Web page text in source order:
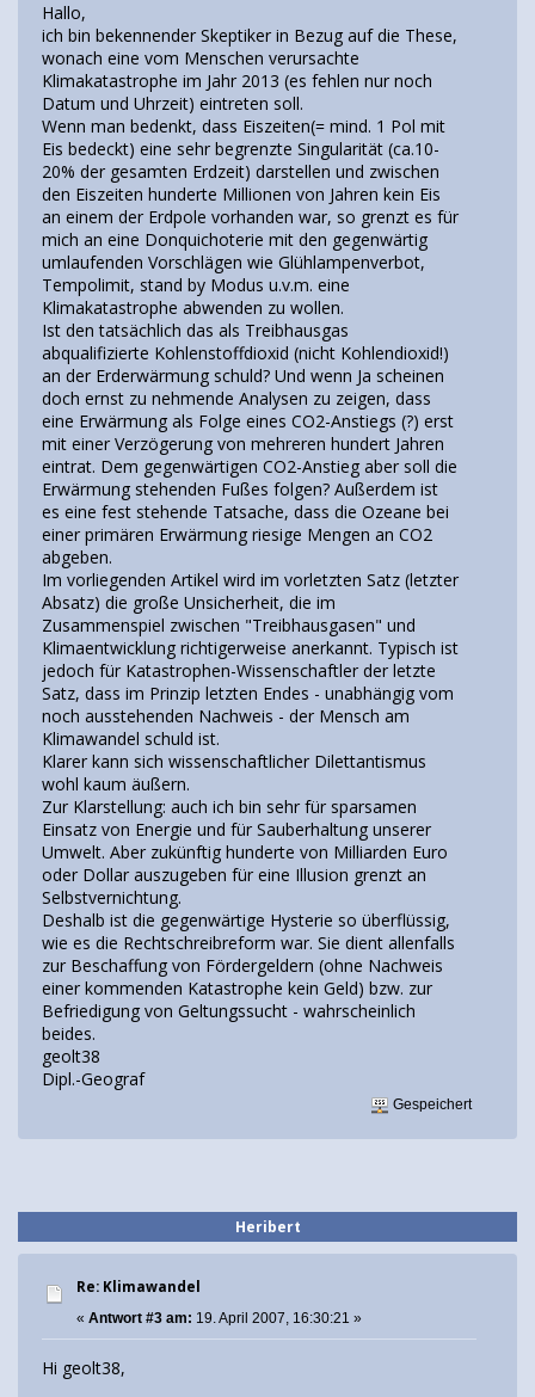
Hallo,
ich bin bekennender Skeptiker in Bezug auf die These,
wonach eine vom Menschen verursachte
Klimakatastrophe im Jahr 2013 (es fehlen nur noch
Datum und Uhrzeit) eintreten soll.
Wenn man bedenkt, dass Eiszeiten(= mind. 1 Pol mit
Eis bedeckt) eine sehr begrenzte Singularität (ca.10-
20% der gesamten Erdzeit) darstellen und zwischen
den Eiszeiten hunderte Millionen von Jahren kein Eis
an einem der Erdpole vorhanden war, so grenzt es für
mich an eine Donquichoterie mit den gegenwärtig
umlaufenden Vorschlägen wie Glühlampenverbot,
Tempolimit, stand by Modus u.v.m. eine
Klimakatastrophe abwenden zu wollen.
Ist den tatsächlich das als Treibhausgas
abqualifizierte Kohlenstoffdioxid (nicht Kohlendioxid!)
an der Erderwärmung schuld? Und wenn Ja scheinen
doch ernst zu nehmende Analysen zu zeigen, dass
eine Erwärmung als Folge eines CO2-Anstiegs (?) erst
mit einer Verzögerung von mehreren hundert Jahren
eintrat. Dem gegenwärtigen CO2-Anstieg aber soll die
Erwärmung stehenden Fußes folgen? Außerdem ist
es eine fest stehende Tatsache, dass die Ozeane bei
einer primären Erwärmung riesige Mengen an CO2
abgeben.
Im vorliegenden Artikel wird im vorletzten Satz (letzter
Absatz) die große Unsicherheit, die im
Zusammenspiel zwischen "Treibhausgasen" und
Klimaentwicklung richtigerweise anerkannt. Typisch ist
jedoch für Katastrophen-Wissenschaftler der letzte
Satz, dass im Prinzip letzten Endes - unabhängig vom
noch ausstehenden Nachweis - der Mensch am
Klimawandel schuld ist.
Klarer kann sich wissenschaftlicher Dilettantismus
wohl kaum äußern.
Zur Klarstellung: auch ich bin sehr für sparsamen
Einsatz von Energie und für Sauberhaltung unserer
Umwelt. Aber zukünftig hunderte von Milliarden Euro
oder Dollar auszugeben für eine Illusion grenzt an
Selbstvernichtung.
Deshalb ist die gegenwärtige Hysterie so überflüssig,
wie es die Rechtschreibreform war. Sie dient allenfalls
zur Beschaffung von Fördergeldern (ohne Nachweis
einer kommenden Katastrophe kein Geld) bzw. zur
Befriedigung von Geltungssucht - wahrscheinlich
beides.
geolt38
Dipl.-Geograf
Gespeichert
Heribert
Re: Klimawandel
« Antwort #3 am: 19. April 2007, 16:30:21 »
Hi geolt38,